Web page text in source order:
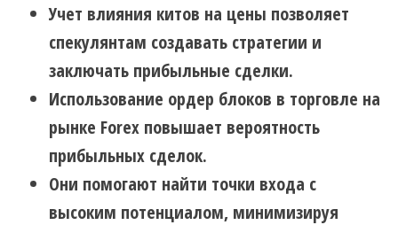
Учет влияния китов на цены позволяет
спекулянтам создавать стратегии и
заключать прибыльные сделки.
Использование ордер блоков в торговле на
рынке Forex повышает вероятность
прибыльных сделок.
Они помогают найти точки входа с
высоким потенциалом, минимизируя